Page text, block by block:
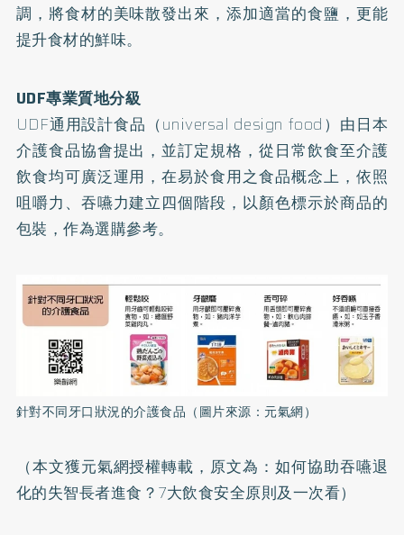
調，將食材的美味散發出來，添加適當的食鹽，更能
提升食材的鮮味。
UDF專業質地分級
UDF通用設計食品（universal design food）由日本
介護食品協會提出，並訂定規格，從日常飲食至介護
飲食均可廣泛運用，在易於食用之食品概念上，依照
咀嚼力、吞嚥力建立四個階段，以顏色標示於商品的
包裝，作為選購參考。
針對不同牙口狀況的介護食品（圖片來源：元氣網）
（本文獲元氣網授權轉載，原文為： 如何協助吞嚥退
化的失智長者進食？7大飲食安全原則及一次看）